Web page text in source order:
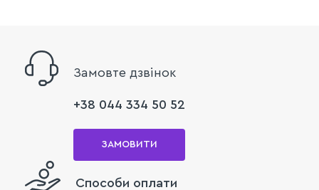
Замовте дзвінок
+38 044 334 50 52
ЗАМОВИТИ
Способи оплати